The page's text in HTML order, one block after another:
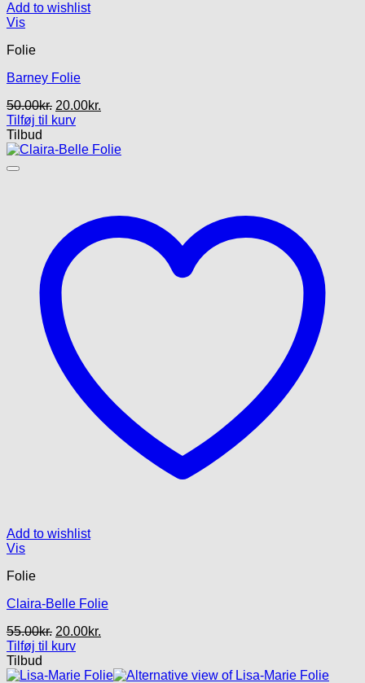
Add to wishlist
Vis
Folie
Barney Folie
50.00kr. Den
oprindelige
var:
20.00kr.
er:
Tilføj til kurv
Tilbud
Add to wishlist
Vis
Folie
Claira-Belle Folie
55.00kr. Den
oprindelige
var:
20.00kr.
er:
Tilføj til kurv
Tilbud